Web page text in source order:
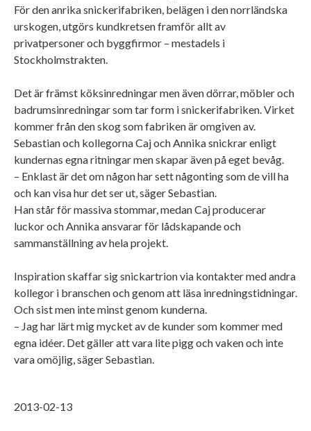
För den anrika snickerifabriken, belägen i den norrländska
urskogen, utgörs kundkretsen framför allt av
privatpersoner och byggfirmor – mestadels i
Stockholmstrakten.
Det är främst köksinredningar men även dörrar, möbler och
badrumsinredningar som tar form i snickerifabriken. Virket
kommer från den skog som fabriken är omgiven av.
Sebastian och kollegorna Caj och Annika snickrar enligt
kundernas egna ritningar men skapar även på eget bevåg.
– Enklast är det om någon har sett någonting som de vill ha
och kan visa hur det ser ut, säger Sebastian.
Han står för massiva stommar, medan Caj producerar
luckor och Annika ansvarar för lådskapande och
sammanställning av hela projekt.
Inspiration skaffar sig snickartrion via kontakter med andra
kollegor i branschen och genom att läsa inredningstidningar.
Och sist men inte minst genom kunderna.
– Jag har lärt mig mycket av de kunder som kommer med
egna idéer. Det gäller att vara lite pigg och vaken och inte
vara omöjlig, säger Sebastian.
2013-02-13